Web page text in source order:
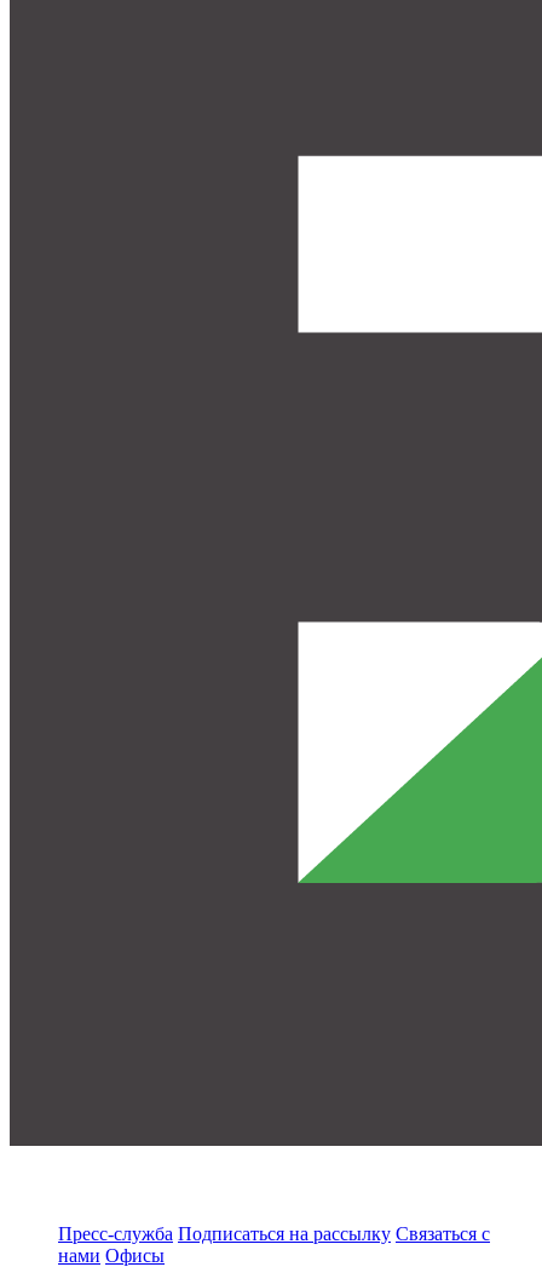
Пресс-служба Подписаться на рассылку Связаться с
нами Офисы